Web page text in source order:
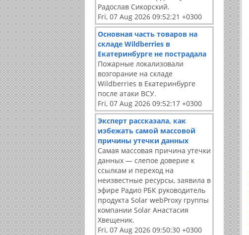
Радослав Сикорский.
Fri, 07 Aug 2026 09:52:21 +0300
Основная часть товаров на
складе Wildberries в
Екатеринбурге не пострадала
Пожарные локализовали
возгорание на складе
Wildberries в Екатеринбурге
после атаки ВСУ.
Fri, 07 Aug 2026 09:52:17 +0300
Эксперт рассказала, как
избежать самой массовой
причины утечки данных
Самая массовая причина утечки
данных — слепое доверие к
ссылкам и переход на
неизвестные ресурсы, заявила в
эфире Радио РБК руководитель
продукта Solar webProxy группы
компании Solar Анастасия
Хвещеник.
Fri, 07 Aug 2026 09:50:30 +0300